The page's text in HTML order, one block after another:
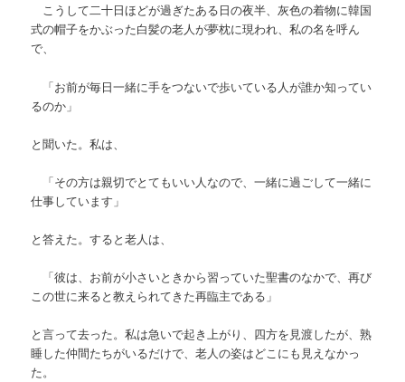
こうして二十日ほどが過ぎたある日の夜半、灰色の着物に韓国
式の帽子をかぶった白髪の老人が夢枕に現われ、私の名を呼ん
で、
「お前が毎日一緒に手をつないで歩いている人が誰か知ってい
るのか」
と聞いた。私は、
「その方は親切でとてもいい人なので、一緒に過ごして一緒に
仕事しています」
と答えた。すると老人は、
「彼は、お前が小さいときから習っていた聖書のなかで、再び
この世に来ると教えられてきた再臨主である」
と言って去った。私は急いで起き上がり、四方を見渡したが、熟
睡した仲間たちがいるだけで、老人の姿はどこにも見えなかっ
た。